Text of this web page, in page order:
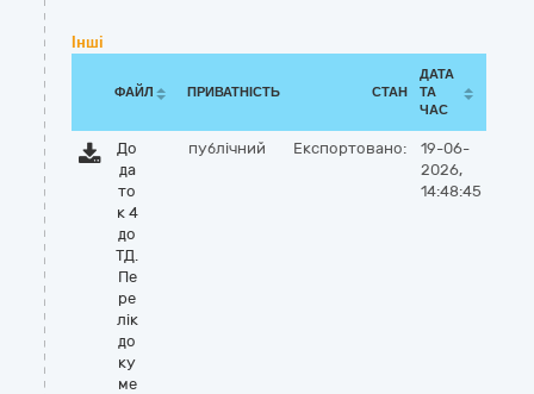
Інші
ФАЙЛ ПРИВАТНІСТЬ СТАН
ДАТА
ТА
ЧАС
До
да
то
к 4
до
ТД.
Пе
ре
лік
до
ку
ме
публічний Експортовано:
19-06-
2026,
14:48:45